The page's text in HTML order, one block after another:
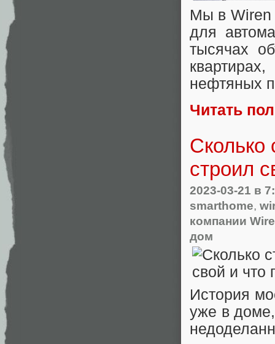
Мы в Wiren
для
тысячах
нефтяных
Читать
Сколько
строил
2023-03-21 в
smarthome,
компании
дом
История
уже в